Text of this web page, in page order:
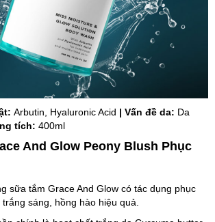
Arbutin, Hyaluronic Acid | Vấn đề da: Da
tích: 400ml
And Glow Peony Blush Phục
sữa tắm Grace And Glow có tác dụng phục
sáng, hồng hào hiệu quả.